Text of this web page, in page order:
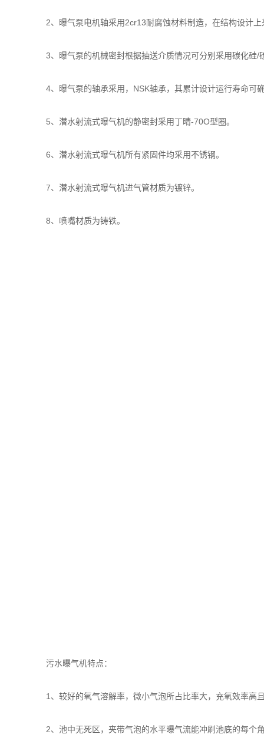
2、曝气泵电机轴采用2cr13耐腐蚀材料制造，在结构设计上
3、曝气泵的机械密封根据抽送介质情况可分别采用碳化硅/
4、曝气泵的轴承采用，NSK轴承，其累计设计运行寿命可
5、潜水射流式曝气机的静密封采用丁晴-70O型圈。
6、潜水射流式曝气机所有紧固件均采用不锈钢。
7、潜水射流式曝气机进气管材质为镀锌。
8、喷嘴材质为铸铁。
污水曝气机特点：
1、较好的氧气溶解率，微小气泡所占比率大，充氧效率高
2、池中无死区，夹带气泡的水平曝气流能冲刷池底的每个